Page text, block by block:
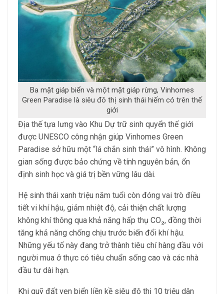
Ba mặt giáp biển và một mặt giáp rừng, Vinhomes
Green Paradise là siêu đô thị sinh thái hiếm có trên thế
giới
Địa thế tựa lưng vào Khu Dự trữ sinh quyển thế giới
được UNESCO công nhận giúp Vinhomes Green
Paradise sở hữu một “lá chắn sinh thái” vô hình. Không
gian sống được bảo chứng về tính nguyên bản, ổn
định sinh học và giá trị bền vững lâu dài.
Hệ sinh thái xanh triệu năm tuổi còn đóng vai trò điều
tiết vi khí hậu, giảm nhiệt độ, cải thiện chất lượng
không khí thông qua khả năng hấp thụ CO₂, đồng thời
tăng khả năng chống chịu trước biến đổi khí hậu.
Những yếu tố này đang trở thành tiêu chí hàng đầu với
người mua ở thực có tiêu chuẩn sống cao và các nhà
đầu tư dài hạn.
Khi quỹ đất ven biển liền kề siêu đô thị 10 triệu dân